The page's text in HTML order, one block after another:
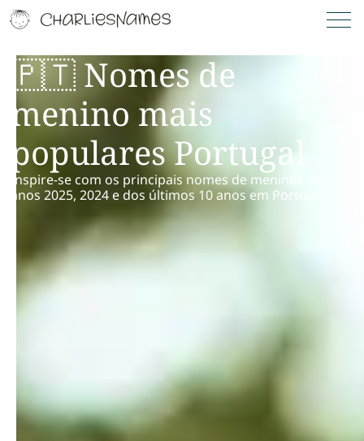
🇵🇹 Nomes de
menino mais
populares Portugal
Inspire-se com os principais nomes de meninos dos
anos 2025, 2024 e dos últimos 10 anos em Portugal.